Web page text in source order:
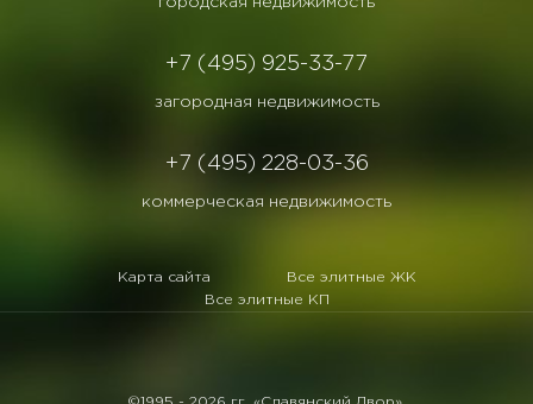
+7 (495) 925-33-77
загородная недвижимость
+7 (495) 228-03-36
коммерческая недвижимость
Карта сайта
Все элитные ЖК
Все элитные КП